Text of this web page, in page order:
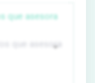
que asesora